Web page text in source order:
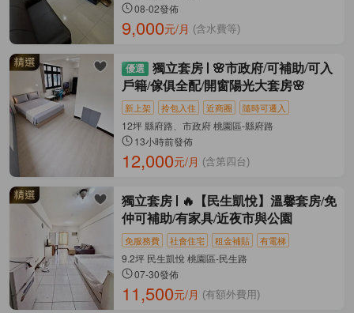
08-02發佈
9,000元/月 (含水費等)
獨立套房
🌸市政府/可補助/可入
戶籍/傢俱全配/開窗陽光大套房🌸
新上架 拎包入住 近商圈 隨時可遷入
12坪 縣府路、市政府 桃園區-縣府路
13小時前發佈
12,000元/月 (含第四台)
獨立套房
🔥【民生凱悅】溫馨套房/免
仲可補助/有家具/近夜市與公園
免服務費 社會住宅 租金補貼 有電梯
9.2坪 民生凱悅 桃園區-民生路
07-30發佈
11,500元/月 (有額外費用)